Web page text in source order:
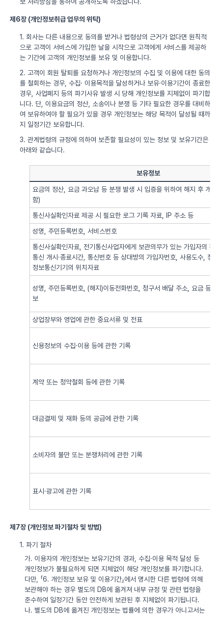
제6장 (개인정보취급 업무의 위탁)
1. 회사는 다른 내용으로 동의를 받거나 법령상의 근거가 없다면 원칙적
으로 고객이 서비스에 가입한 날을 시작으로 고객에게 서비스를 제공하
는 기간에 고객의 개인정보를 보유 및 이용합니다.
2. 고객이 회원 탈퇴를 요청하거나 개인정보의 수집 및 이용에 대한 동의
를 철회하는 경우, 수집· 이용목적을 달성하거나 보유·이용기간이 종료한
경우, 사업폐지 등의 파기사유 발생 시 당해 개인정보를 지체없이 파기합
니다. 단, 이용요금의 정산, 소송이나 분쟁 등 기타 필요한 경우를 대비하
여 보유하여야 할 필요가 있을 경우 개인정보는 해당 목적이 달성될 때까
지 일정기간 보유합니다.
3. 관계법령의 규정에 의하여 보존할 필요성이 있는 정보 및 보유기간은
아래와 같습니다.
보유정보
요금의 정산, 요금 과오납 등 분쟁 발생 시 입증을 위하여 해지 후 개인
함)
통신사실확인자료 제공 시 필요한 로그 기록 자료, IP 주소 등
성명, 주민등록번호, 서비스번호
통신사실확인자료, 전기통신사업자에게 보관의무가 있는 가입자의 전
통신 개시·종료시간, 통신번호 등 상대방의 가입자번호, 사용도수, 정
정보통신기기의 위치자료
성명, 주민등록번호, (해지)이동전화번호, 청구서 배달 주소, 요금 등
보
상업장부와 영업에 관한 중요서류 및 전표
신용정보의 수집·이용 등에 관한 기록
계약 또는 청약철회 등에 관한 기록
대금결제 및 재화 등의 공급에 관한 기록
소비자의 불만 또는 분쟁처리에 관한 기록
표시·광고에 관한 기록
제7장 (개인정보 파기절차 및 방법)
1. 파기 절차
가. 이용자의 개인정보는 보유기간의 경과, 수집·이용 목적 달성 등
개인정보가 불필요하게 되면 지체없이 해당 개인정보를 파기합니다.
다만, 「6. 개인정보 보유 및 이용기간」에서 명시한 다른 법령에 의해
보관해야 하는 경우 별도의 DB에 옮겨져 내부 규정 및 관련 법령을
준수하여 일정기간 동안 안전하게 보관된 후 지체없이 파기됩니다.
나. 별도의 DB에 옮겨진 개인정보는 법률에 의한 경우가 아니고서는